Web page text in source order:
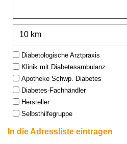
Type:Diabetologische Arztpraxis
Klinik mit Diabetesambulanz
Apotheke Schwp. Diabetes
Diabetes-Fachhändler
Hersteller
Selbsthilfegruppe
In die Adressliste eintragen